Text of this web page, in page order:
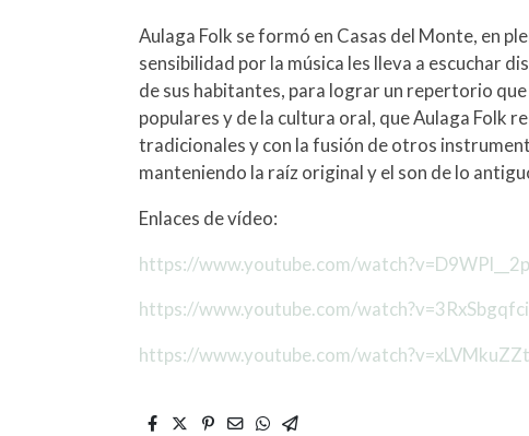
Aulaga Folk se formó en Casas del Monte, en
sensibilidad por la música les lleva a escuchar
de sus habitantes, para lograr un repertorio
populares y de la cultura oral, que Aulaga Folk
tradicionales y con la fusión de otros
manteniendo la raíz original y el son de lo
Enlaces de vídeo:
https://www.youtube.com/
https://www.youtube.com/
https://www.youtube.com/